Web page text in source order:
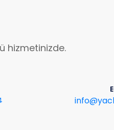
hizmetinizde.